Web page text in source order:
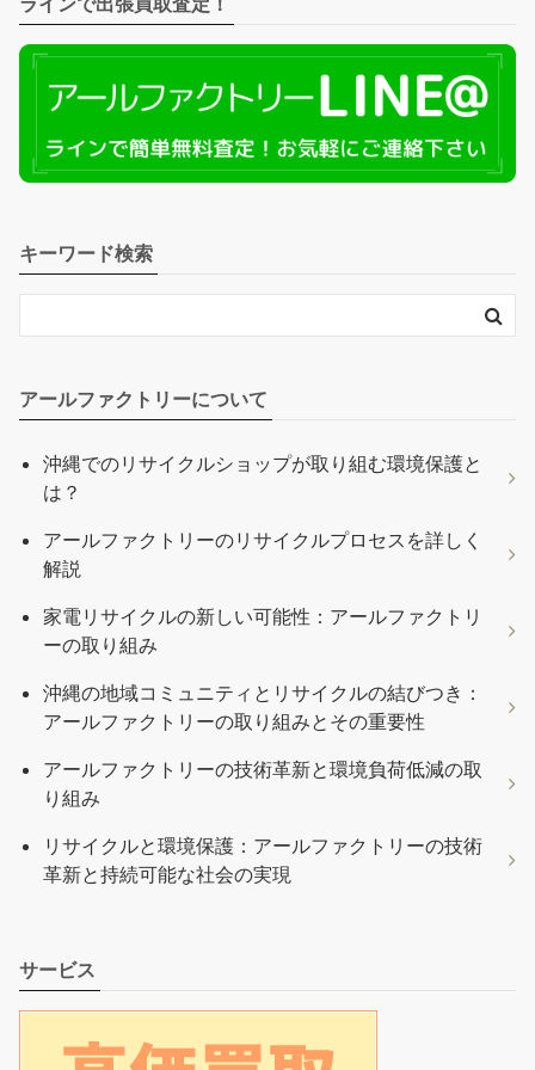
キーワード検索
アールファクトリーについて
沖縄でのリサイクルショップが取り組む環境保護と
は？
アールファクトリーのリサイクルプロセスを詳しく
解説
家電リサイクルの新しい可能性：アールファクトリ
ーの取り組み
沖縄の地域コミュニティとリサイクルの結びつき：
アールファクトリーの取り組みとその重要性
アールファクトリーの技術革新と環境負荷低減の取
り組み
リサイクルと環境保護：アールファクトリーの技術
革新と持続可能な社会の実現
サービス